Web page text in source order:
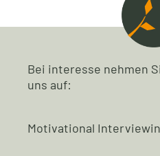
Bei interesse nehmen
uns auf:
Motivational